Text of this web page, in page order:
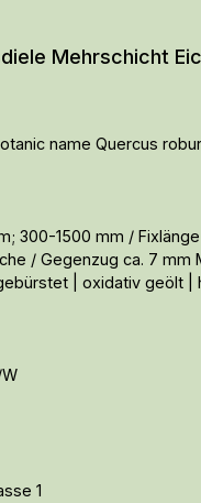
Mehrschicht
name Quercus robur
300-1500 mm /
/ Gegenzug ca. 7 mm
| oxidativ geölt
1